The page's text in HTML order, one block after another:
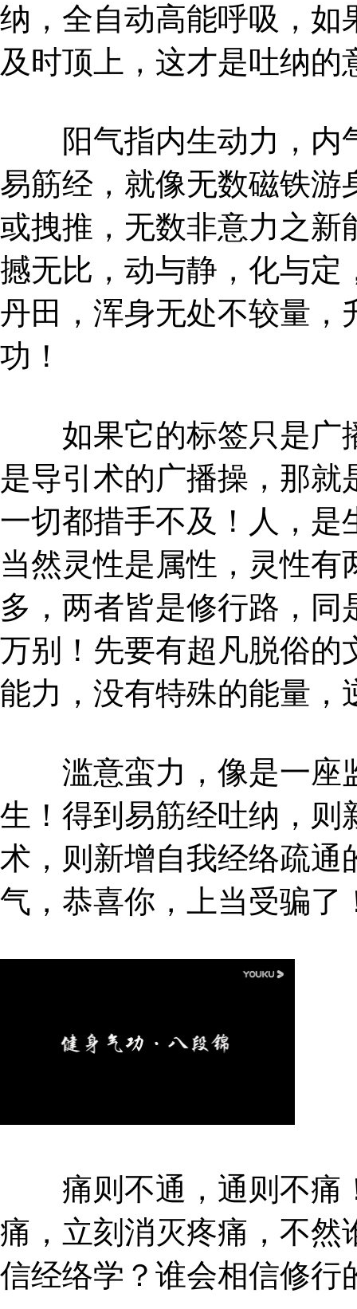
纳，全自动高能呼吸，如
及时顶上，这才是吐纳
阳气指内生动力，内
易筋经，就像无数磁铁游
或拽推，无数非意力之新
撼无比，动与静，化与定
丹田，浑身无处不较量，
功！
如果它的标签只是广
是导引术的广播操，那
一切都措手不及！人，是
当然灵性是属性，灵性
多，两者皆是修行路，
万别！先要有超凡脱俗的
能力，没有特殊的能量，
滥意蛮力，像是一座
生！得到易筋经吐纳，则
术，则新增自我经络疏通
气，恭喜你，上当受骗了
痛则不通，通则不痛
痛，立刻消灭疼痛，不然
信经络学？谁会相信修行